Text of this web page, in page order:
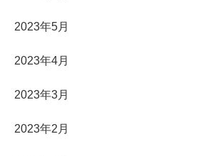
2023年5月
2023年4月
2023年3月
2023年2月